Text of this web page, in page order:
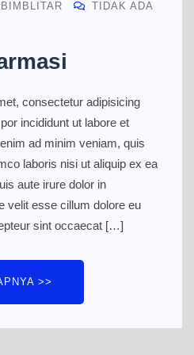
TIDAK ADA
consectetur adipisicing
incididunt ut labore et
ad minim veniam, quis
laboris nisi ut aliquip ex ea
aute irure dolor in
velit esse cillum dolore eu
sint occaecat […]
>>